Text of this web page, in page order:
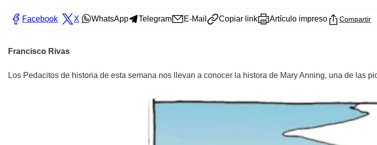
Facebook X WhatsApp Telegram E-Mail Copiar link Artículo impreso Compartir
Francisco Rivas
Los Pedacitos de historia de esta semana nos llevan a conocer la histora de Mary Anning, una de las